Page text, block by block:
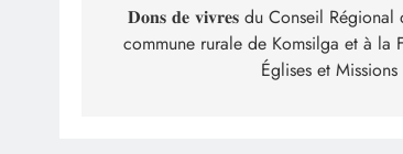
de
l’article
𝐃𝐨𝐧𝐬 𝐝𝐞 𝐯𝐢𝐯𝐫𝐞𝐬 du Conseil
commune rurale de Komsilga et à la
Églises et